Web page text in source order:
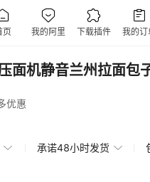
面机静音兰州拉面包
优惠
承诺48小时发货